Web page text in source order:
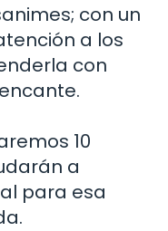
con un
a los
con
10
a
para esa